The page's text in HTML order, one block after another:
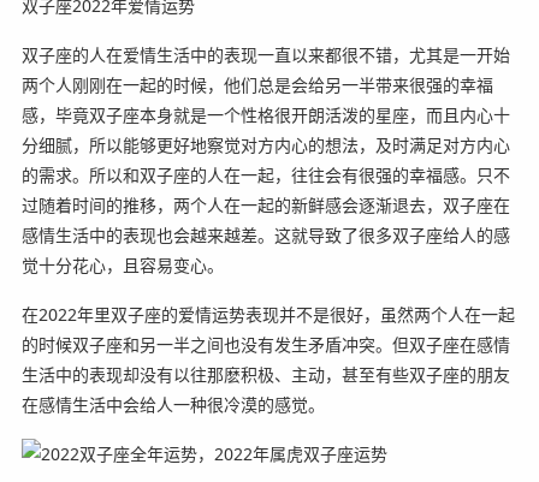
双子座2022年爱情运势
双子座的人在爱情生活中的表现一直以来都很不错，尤其是一开始
两个人刚刚在一起的时候，他们总是会给另一半带来很强的幸福
感，毕竟双子座本身就是一个性格很开朗活泼的星座，而且内心十
分细腻，所以能够更好地察觉对方内心的想法，及时满足对方内心
的需求。所以和双子座的人在一起，往往会有很强的幸福感。只不
过随着时间的推移，两个人在一起的新鲜感会逐渐退去，双子座在
感情生活中的表现也会越来越差。这就导致了很多双子座给人的感
觉十分花心，且容易变心。
在2022年里双子座的爱情运势表现并不是很好，虽然两个人在一起
的时候双子座和另一半之间也没有发生矛盾冲突。但双子座在感情
生活中的表现却没有以往那麽积极、主动，甚至有些双子座的朋友
在感情生活中会给人一种很冷漠的感觉。